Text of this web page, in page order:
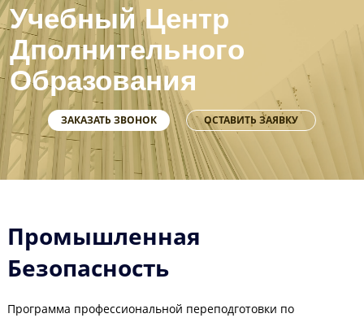
Учебный Центр
Дполнительного
Образования
ЗАКАЗАТЬ ЗВОНОК ОСТАВИТЬ ЗАЯВКУ
Промышленная
Безопасность
Программа профессиональной переподготовки по